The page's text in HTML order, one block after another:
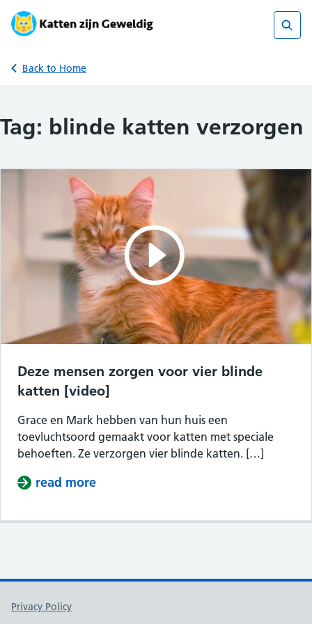
Skip
Back to Home
Tag: blinde katten verzorgen
Deze mensen zorgen voor vier blinde
katten [video]
Grace en Mark hebben van hun huis een
toevluchtsoord gemaakt voor katten met speciale
behoeften. Ze verzorgen vier blinde katten. […]
read more
Support links
Privacy Policy